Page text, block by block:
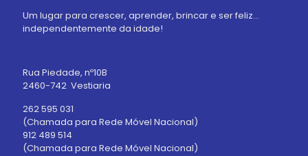
Um lugar para crescer, aprender, brincar e ser feliz…
independentemente da idade!
Rua Piedade, nº10B
2460-742 Vestiaria
262 595 031
(Chamada para Rede Móvel Nacional)
912 489 514
(Chamada para Rede Móvel Nacional)